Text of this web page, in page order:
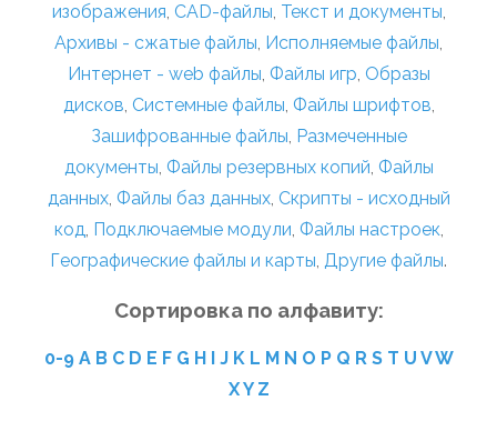
изображения, CAD-файлы, Текст и документы,
Архивы - сжатые файлы, Исполняемые файлы,
Интернет - web файлы, Файлы игр, Образы
дисков, Системные файлы, Файлы шрифтов,
Зашифрованные файлы, Размеченные
документы, Файлы резервных копий, Файлы
данных, Файлы баз данных, Скрипты - исходный
код, Подключаемые модули, Файлы настроек,
Географические файлы и карты, Другие файлы.
Сортировка по алфавиту:
0-9 A B C D E F G H I J K L M N O P Q R S T U VW
XY Z